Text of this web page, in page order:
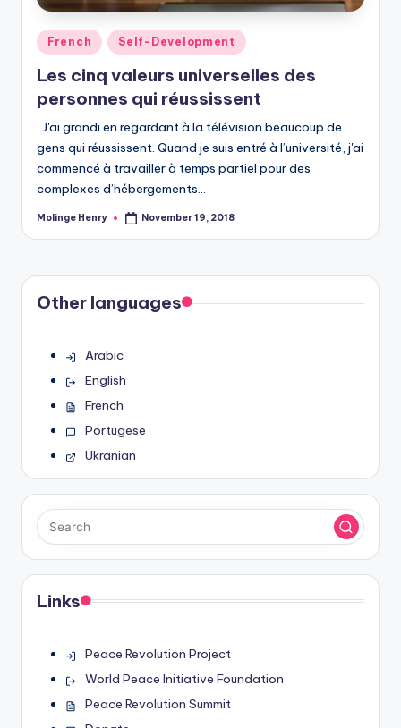
Posted
in
French Self-Development
Les cinq valeurs universelles des
personnes qui réussissent
J'ai grandi en regardant à la télévision beaucoup de
gens qui réussissent. Quand je suis entré à l’université, j'ai
commencé à travailler à temps partiel pour des
complexes d’hébergements…
Posted
Molinge Henry November 19, 2018
Other languages
Arabic
English
French
Portugese
Ukranian
Links
Peace Revolution Project
World Peace Initiative Foundation
Peace Revolution Summit